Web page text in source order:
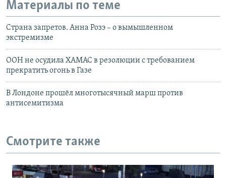
Материалы по теме
Страна запретов. Анна Розэ – о вымышленном
экстремизме
ООН не осудила ХАМАС в резолюции с требованием
прекратить огонь в Газе
В Лондоне прошёл многотысячный марш против
антисемитизма
Смотрите также